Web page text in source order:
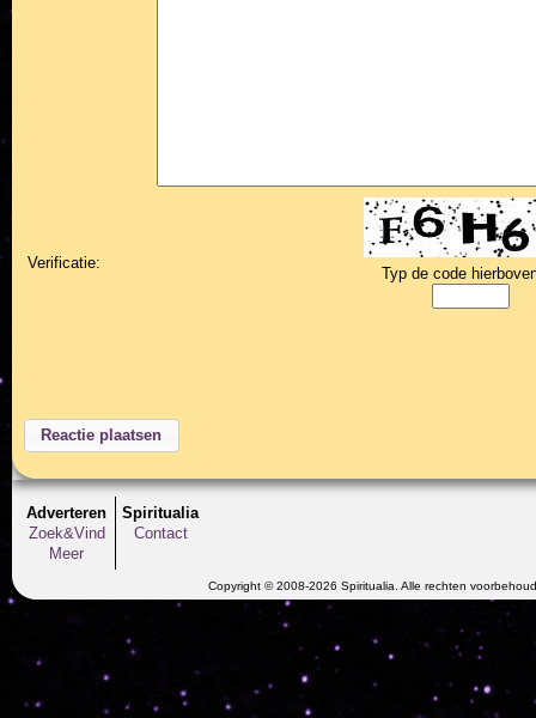
Verificatie:
Typ de code
Adverteren
Zoek&Vind
Meer
Spiritualia
Contact
Copyright © 2008-2026 Spiritualia. Alle rechten